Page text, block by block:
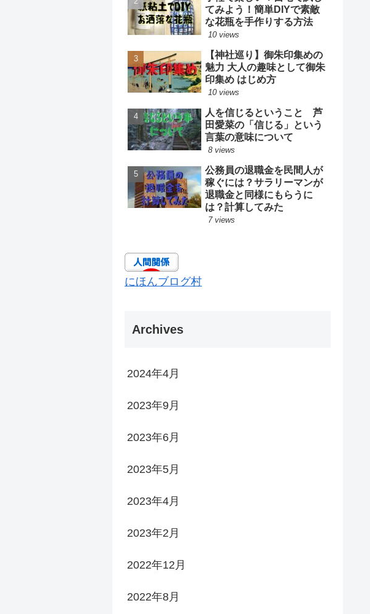
てみよう！簡単DIYで素敵
な花瓶を手作りする方法
10 views
【神社巡り】御朱印集めの
魅力 大人の趣味として御朱
印集め はじめ方
10 views
人を信じるということ 芦
田愛菜の「信じる」という
言葉の意味について
8 views
公務員の退職金を民間人が
稼ぐには？サラリーマンが
退職金と同様にもらうに
は？計算してみた
7 views
にほんブログ村
Archives
2024年4月
2023年9月
2023年6月
2023年5月
2023年4月
2023年2月
2022年12月
2022年8月